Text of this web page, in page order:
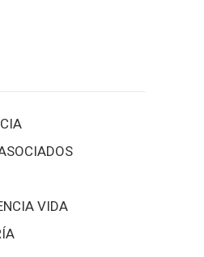
VIDA